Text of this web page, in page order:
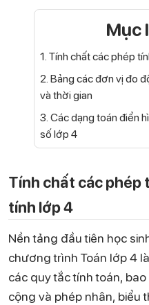
Mục
1. Tính chất các phép
2. Bảng các đơn vị đo
và thời gian
3. Các dạng toán điển
số lớp 4
Tính chất các phép
tính lớp 4
Nền tảng đầu tiên học
chương trình Toán lớp 4
các quy tắc tính toán,
cộng và phép nhân, biểu